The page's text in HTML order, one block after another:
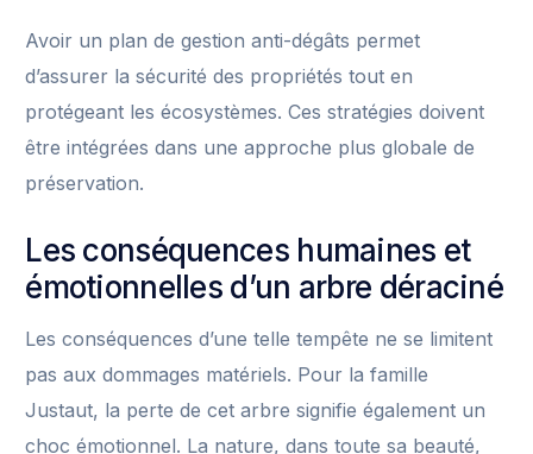
Avoir un plan de gestion anti-dégâts permet
d’assurer la sécurité des propriétés tout en
protégeant les écosystèmes. Ces stratégies doivent
être intégrées dans une approche plus globale de
préservation.
Les conséquences humaines et
émotionnelles d’un arbre déraciné
Les conséquences d’une telle tempête ne se limitent
pas aux dommages matériels. Pour la famille
Justaut, la perte de cet arbre signifie également un
choc émotionnel. La nature, dans toute sa beauté,